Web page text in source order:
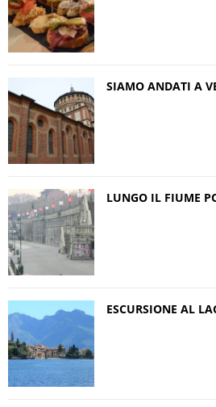
SIAMO ANDATI A
LUNGO IL FIUME
ESCURSIONE AL